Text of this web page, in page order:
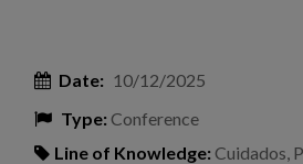
Training
Events
Date: 10/12/2025
Type:Conference
Line of Knowledge:Cuidados,